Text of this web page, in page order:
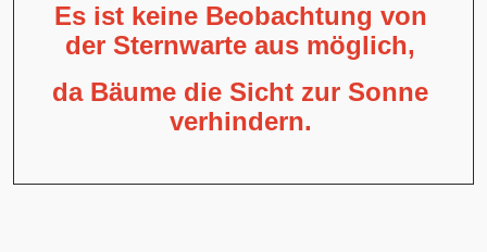
Es ist keine Beobachtung von
der Sternwarte aus möglich,
da Bäume die Sicht zur Sonne
verhindern.